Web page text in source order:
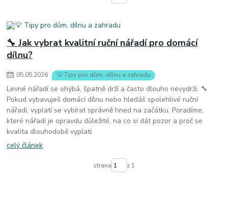
🔧 Jak vybrat kvalitní ruční nářadí pro domácí
dílnu?
05.05.2026 💡 Tipy pro dům, dílnu a zahradu
Levné nářadí se ohýbá, špatně drží a často dlouho nevydrží. 🔧
Pokud vybavuješ domácí dílnu nebo hledáš spolehlivé ruční
nářadí, vyplatí se vybírat správně hned na začátku. Poradíme,
které nářadí je opravdu důležité, na co si dát pozor a proč se
kvalita dlouhodobě vyplatí.
celý článek
strana z 1